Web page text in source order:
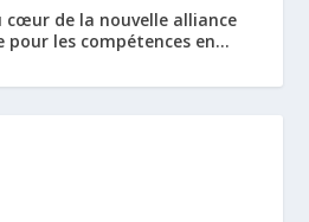
cœur de la nouvelle alliance
pour les compétences en...